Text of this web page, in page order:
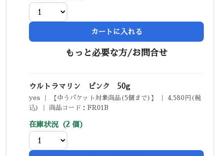
カートに入れる
もっと必要な方/お問合せ
ウルトラマリン ピンク 50g
yes ｜ 【ゆうパケット対象商品(5個まで)】 ｜ 4,580円(税
込) ｜ 商品コード：FR01B
在庫状況（2 個）